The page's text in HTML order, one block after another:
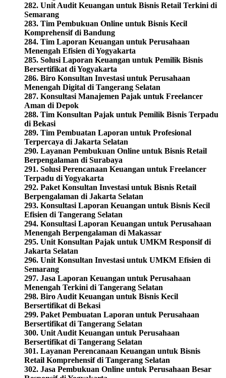
282. Unit Audit Keuangan untuk Bisnis Retail Terkini di
Semarang
283. Tim Pembukuan Online untuk Bisnis Kecil
Komprehensif di Bandung
284. Tim Laporan Keuangan untuk Perusahaan
Menengah Efisien di Yogyakarta
285. Solusi Laporan Keuangan untuk Pemilik Bisnis
Bersertifikat di Yogyakarta
286. Biro Konsultan Investasi untuk Perusahaan
Menengah Digital di Tangerang Selatan
287. Konsultasi Manajemen Pajak untuk Freelancer
Aman di Depok
288. Tim Konsultan Pajak untuk Pemilik Bisnis Terpadu
di Bekasi
289. Tim Pembuatan Laporan untuk Profesional
Terpercaya di Jakarta Selatan
290. Layanan Pembukuan Online untuk Bisnis Retail
Berpengalaman di Surabaya
291. Solusi Perencanaan Keuangan untuk Freelancer
Terpadu di Yogyakarta
292. Paket Konsultan Investasi untuk Bisnis Retail
Berpengalaman di Jakarta Selatan
293. Konsultasi Laporan Keuangan untuk Bisnis Kecil
Efisien di Tangerang Selatan
294. Konsultasi Laporan Keuangan untuk Perusahaan
Menengah Berpengalaman di Makassar
295. Unit Konsultan Pajak untuk UMKM Responsif di
Jakarta Selatan
296. Unit Konsultan Investasi untuk UMKM Efisien di
Semarang
297. Jasa Laporan Keuangan untuk Perusahaan
Menengah Terkini di Tangerang Selatan
298. Biro Audit Keuangan untuk Bisnis Kecil
Bersertifikat di Bekasi
299. Paket Pembuatan Laporan untuk Perusahaan
Bersertifikat di Tangerang Selatan
300. Unit Audit Keuangan untuk Perusahaan
Bersertifikat di Tangerang Selatan
301. Layanan Perencanaan Keuangan untuk Bisnis
Retail Komprehensif di Tangerang Selatan
302. Jasa Pembukuan Online untuk Perusahaan Besar